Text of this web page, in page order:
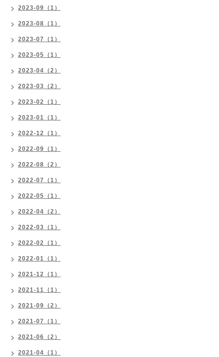
2023-09（1）
2023-08（1）
2023-07（1）
2023-05（1）
2023-04（2）
2023-03（2）
2023-02（1）
2023-01（1）
2022-12（1）
2022-09（1）
2022-08（2）
2022-07（1）
2022-05（1）
2022-04（2）
2022-03（1）
2022-02（1）
2022-01（1）
2021-12（1）
2021-11（1）
2021-09（2）
2021-07（1）
2021-06（2）
2021-04（1）